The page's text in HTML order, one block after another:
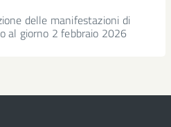
delle manifestazioni di
al giorno 2 febbraio 2026